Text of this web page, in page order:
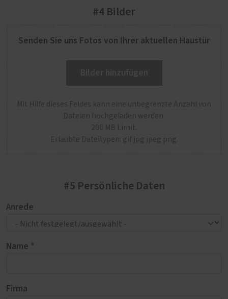
#4 Bilder
Senden Sie uns Fotos von Ihrer aktuellen Haustür
Mit Hilfe dieses Feldes kann eine unbegrenzte Anzahl von
Dateien hochgeladen werden.
200 MB Limit.
Erlaubte Dateitypen: gif jpg jpeg png.
#5 Persönliche Daten
Anrede
Name *
Firma